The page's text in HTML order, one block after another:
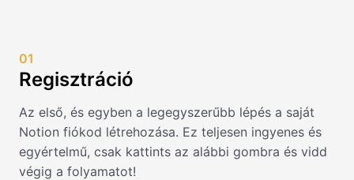
01
Regisztráció
Az első, és egyben a legegyszerűbb lépés a saját
Notion fiókod létrehozása. Ez teljesen ingyenes és
egyértelmű, csak kattints az alábbi gombra és vidd
végig a folyamatot!